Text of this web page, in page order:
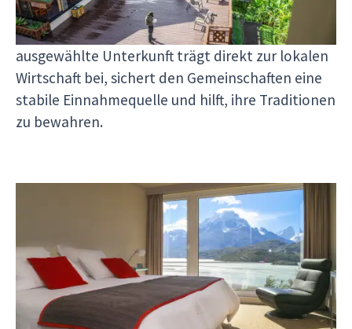
außergewöhnliche Aufenthalte, die dich den
südamerikanischen Kulturen näherbringen. Jede
ausgewählte Unterkunft trägt direkt zur lokalen
Wirtschaft bei, sichert den Gemeinschaften eine
stabile Einnahmequelle und hilft, ihre Traditionen
zu bewahren.
Experten vor Ort für eine anspruchsvolle
Unser Team, das in Südamerika ansässig ist und
unsere Reisen organisiert, testet und wählt jede
Unterkunft aus erster Hand aus, um